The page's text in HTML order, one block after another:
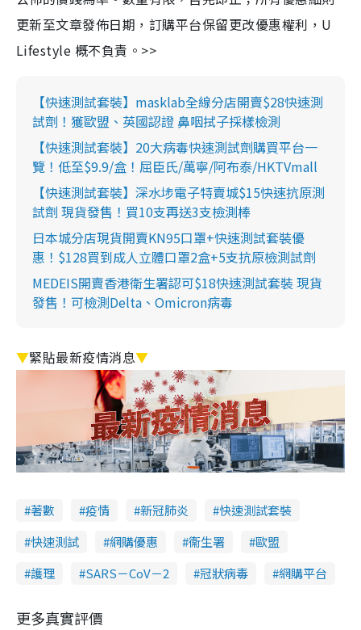
更新至文章發佈日期，訂購平台保留更改優惠權利，U
Lifestyle 概不負責。>>
【快速測試套裝】masklab全線分店開賣$28快速測
試劑！獲歐盟、英國認證 鼻咽拭子採樣檢測
【快速測試套裝】20大病毒快速測試劑購買平台一
覽！低至$9.9/盒！屈臣氏/萬寧/阿布泰/HKTVmall
【快速測試套裝】深水埗電子特賣城$15快速抗原測
試劑 現貨發售！買10支再送3支檢測棒
日本城分店現貨開賣KN95口罩+快速測試套裝優
惠！$128買到成人立體口罩2盒+5支抗原檢測試劑
MEDEIS開賣香港衛生署認可$18快速測試套裝 現貨
發售！可檢測Delta、Omicron病毒
▼緊貼最新疫情消息▼
著數 疫情 新冠肺炎
快速測試套裝
快速測試
網購優惠 衞生署
歐盟
護理
SARS－CoV－2 冠狀病毒 網購平台
更多真實評價